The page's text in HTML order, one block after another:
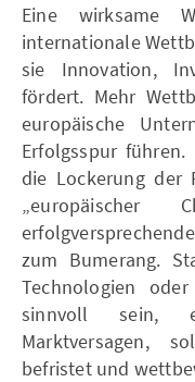
Eine wirksame
internationale
sie Innovation,
fördert. Mehr
europäische
Erfolgsspur
die Lockerung der
„europäischer
zum Bumerang.
Technologien
sinnvoll sein,
Marktversagen,
befristet und